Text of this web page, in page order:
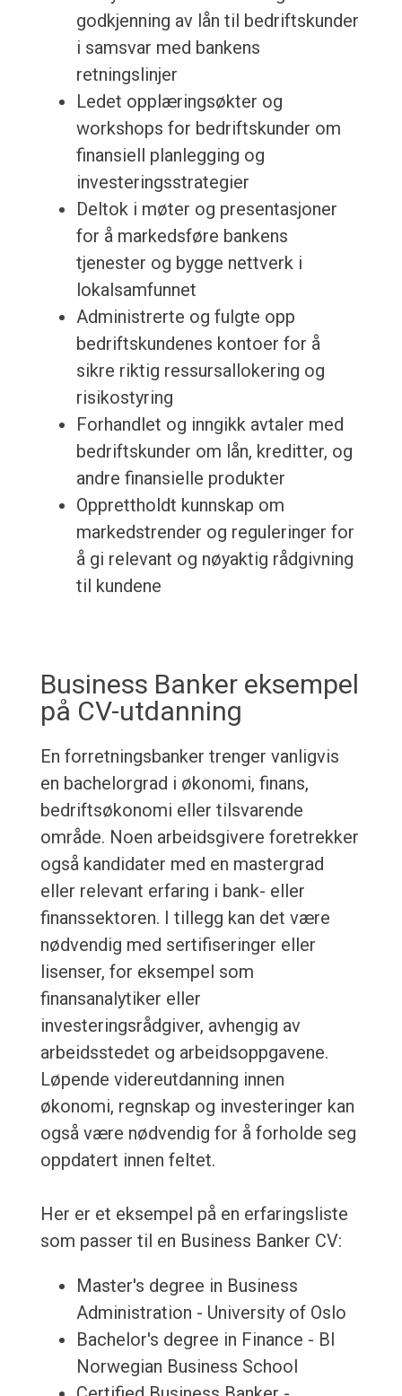
godkjenning av lån til bedriftskunder
i samsvar med bankens
retningslinjer
Ledet opplæringsøkter og
workshops for bedriftskunder om
finansiell planlegging og
investeringsstrategier
Deltok i møter og presentasjoner
for å markedsføre bankens
tjenester og bygge nettverk i
lokalsamfunnet
Administrerte og fulgte opp
bedriftskundenes kontoer for å
sikre riktig ressursallokering og
risikostyring
Forhandlet og inngikk avtaler med
bedriftskunder om lån, kreditter, og
andre finansielle produkter
Opprettholdt kunnskap om
markedstrender og reguleringer for
å gi relevant og nøyaktig rådgivning
til kundene
Business Banker eksempel
på CV-utdanning
En forretningsbanker trenger vanligvis
en bachelorgrad i økonomi, finans,
bedriftsøkonomi eller tilsvarende
område. Noen arbeidsgivere foretrekker
også kandidater med en mastergrad
eller relevant erfaring i bank- eller
finanssektoren. I tillegg kan det være
nødvendig med sertifiseringer eller
lisenser, for eksempel som
finansanalytiker eller
investeringsrådgiver, avhengig av
arbeidsstedet og arbeidsoppgavene.
Løpende videreutdanning innen
økonomi, regnskap og investeringer kan
også være nødvendig for å forholde seg
oppdatert innen feltet.
Her er et eksempel på en erfaringsliste
som passer til en Business Banker CV:
Master's degree in Business
Administration - University of Oslo
Bachelor's degree in Finance - BI
Norwegian Business School